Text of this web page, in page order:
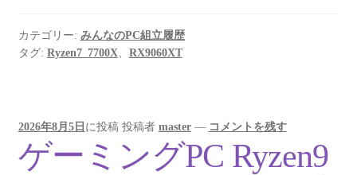
カテゴリー: みんなのPC組立履歴
タグ: Ryzen7_7700X、 RX9060XT
2026年8月5日 に投稿 投稿者 master — コメントを残す
ゲーミングPC Ryzen9